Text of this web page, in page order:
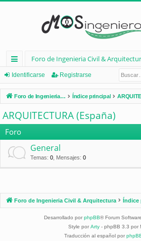
nl
ac
es
rá
pi
d
os
Foro de Ingenieria Civil &
Identificarse Registrarse
Foro de Ingenieria Civil & Arquitectura Índice principal
ARQUITECTURA (España)
Foro
General
Temas: 0 Mensajes: 0
Foro de Ingenieria Civil & Arquitectura Índice
Desarrollado por phpBB® Forum
Style por Arty - phpBB 3.3 por
Traducción al español por